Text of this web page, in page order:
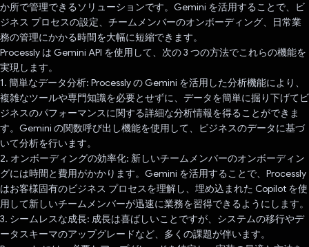
か所で管理できるソリューションです。Gemini を活用することで、ビ
ジネス プロセスの設定、チームメンバーのオンボーディング、日常業
務の管理にかかる時間を大幅に短縮できます。
Processly は Gemini API を使用して、次の 3 つの方法でこれらの機能を
実現します。
1. 簡単なデータ分析: Processly の Gemini を活用した分析機能により、
複雑なツールや専門知識を必要とせずに、データを簡単に掘り下げてビ
ジネスのパフォーマンスに関する詳細な分析情報を得ることができま
す。Gemini の関数呼び出し機能を使用して、ビジネスのデータに基づ
いて分析を行います。
2. オンボーディングの効率化: 新しいチームメンバーのオンボーディン
グには時間と費用がかかります。Gemini を活用することで、Processly
はお客様固有のビジネス プロセスを理解し、埋め込まれた Copilot を使
用して新しいチームメンバーが迅速に業務を習得できるようにします。
3. シームレスな成長: 成長は喜ばしいことですが、システムの移行やデ
ータスキーマのアップグレードなど、多くの課題が伴います。